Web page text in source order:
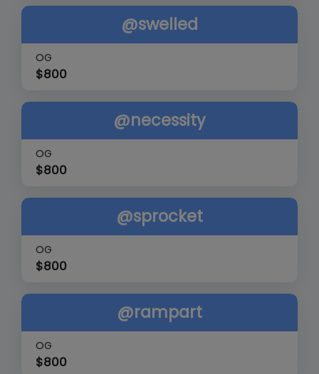
@swelled
OG
$800
@necessity
OG
$800
@sprocket
OG
$800
@rampart
OG
$800